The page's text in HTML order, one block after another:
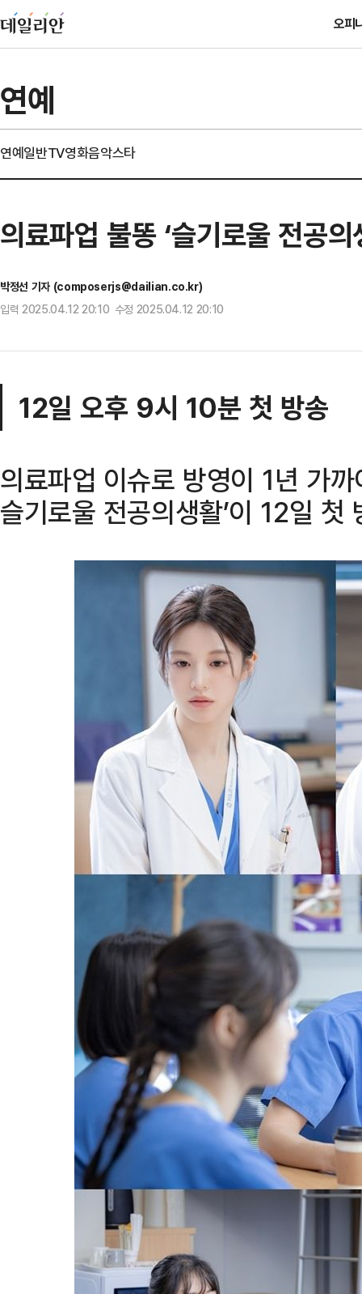
오피
연예
연예일반TV영화음악스타
의료파업 불똥 ‘슬기로울 전공
박정선 기자 (composerjs@dailian.co.kr)
입력 2025.04.12 20:10 수정 2025.04.12 20:10
12일 오후 9시 10분 첫 방송
의료파업 이슈로 방영이 1년 가
슬기로울 전공의생활’이 12일 첫